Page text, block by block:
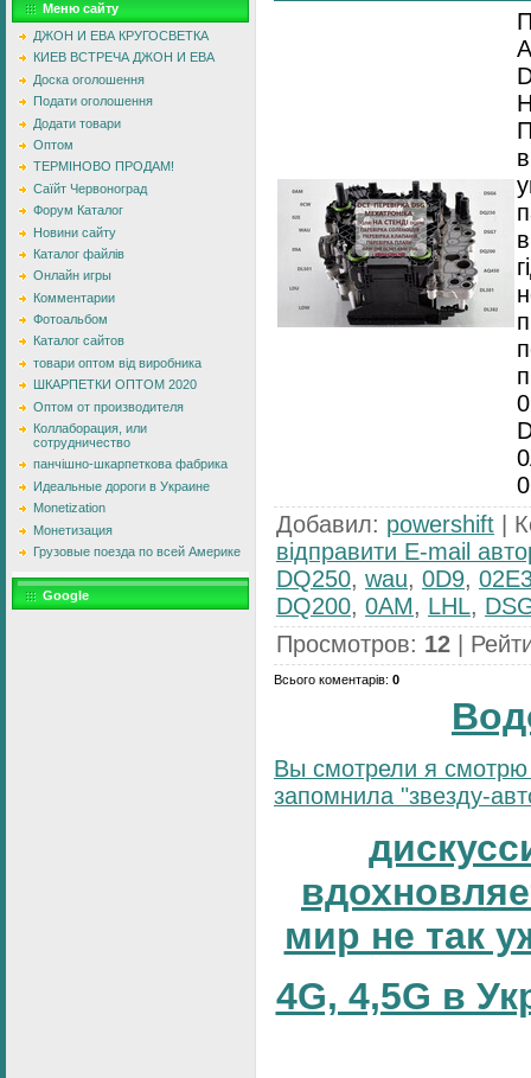
Меню сайту
ДЖОН И ЕВА КРУГОСВЕТКА
КИЕВ ВСТРЕЧА ДЖОН И ЕВА
Доска оголошення
Подати оголошення
Додати товари
Оптом
ТЕРМІНОВО ПРОДАМ!
Саїйт Червоноград
Форум Каталог
Новини сайту
Каталог файлів
Онлайн игры
Комментарии
Фотоальбом
Каталог сайтов
товари оптом від виробника
ШКАРПЕТКИ ОПТОМ 2020
Оптом от производителя
Коллаборация, или
сотрудничество
панчішно-шкарпеткова фабрика
Идеальные дороги в Украине
Monetization
Монетизация
Грузовые поезда по всей Америке
Google
Добавил: powershift |
відправити E-mail
DQ250, wau, 0D9,
DQ200, 0AM, LHL,
Просмотров: 12 |
Всього коментарів: 0
Вы смотрели я смотрю
запомнила "звезду-
мир не так
4G, 4,5G в